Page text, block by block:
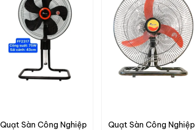
Quạt Sàn Công Nghiệp
Quạt Sàn Công Nghiệp